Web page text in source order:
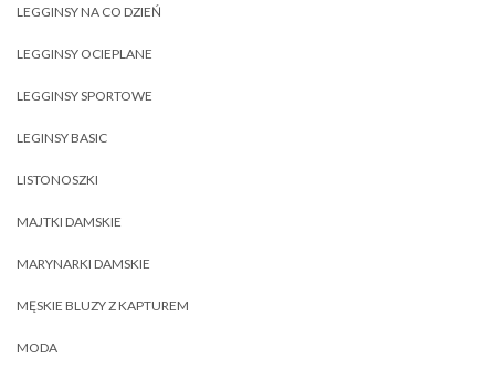
LEGGINSY NA CO DZIEŃ
LEGGINSY OCIEPLANE
LEGGINSY SPORTOWE
LEGINSY BASIC
LISTONOSZKI
MAJTKI DAMSKIE
MARYNARKI DAMSKIE
MĘSKIE BLUZY Z KAPTUREM
MODA